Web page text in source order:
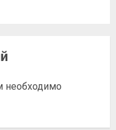
необходимо